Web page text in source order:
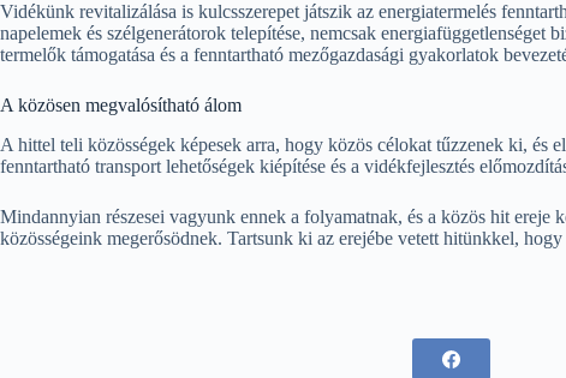
Vidékünk revitalizálása is kulcsszerepet játszik az energiatermelés
napelemek és szélgenerátorok telepítése, nemcsak
termelők támogatása és a fenntartható mezőgazdasági gyakorlatok
A közösen megvalósítható álom
A hittel teli közösségek képesek arra, hogy közös célokat tűzzenek ki, és
fenntartható transport lehetőségek kiépítése és a vidékfejlesztés
Mindannyian részesei vagyunk ennek a folyamatnak, és a közös hit
közösségeink megerősödnek. Tartsunk ki az erejébe vetett hitünkkel,